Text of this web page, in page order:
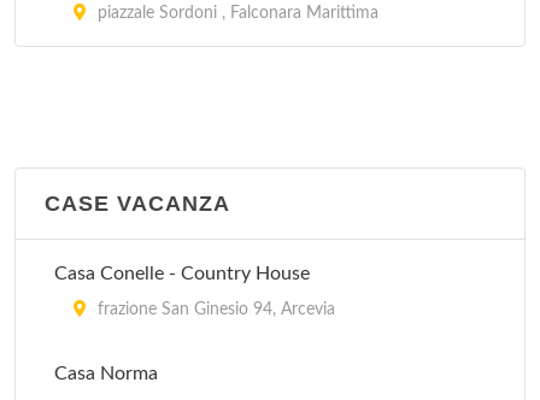
piazzale Sordoni , Falconara Marittima
CASE VACANZA
Casa Conelle - Country House
frazione San Ginesio 94, Arcevia
Casa Norma